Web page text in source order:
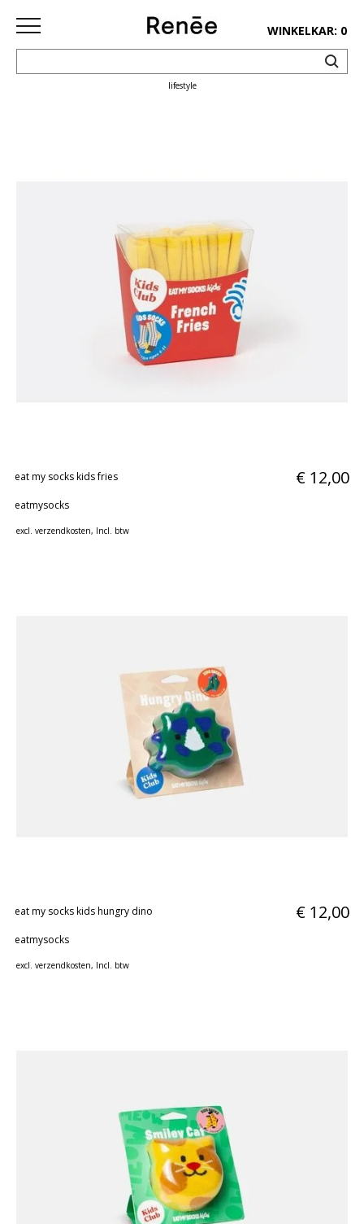
MERKEN
MIJN
WINKELKAR: 0
lifestyle
eat my socks kids fries
eatmysocks
€ 12,00
excl. verzendkosten, Incl. btw
eat my socks kids hungry dino
eatmysocks
€ 12,00
excl. verzendkosten, Incl. btw